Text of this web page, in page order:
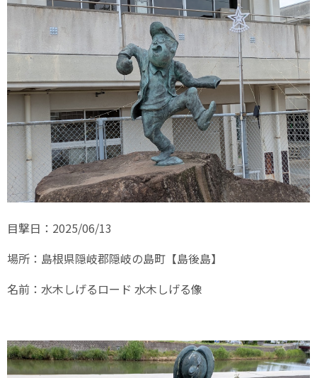
目撃日：2025/06/13
場所：島根県隠岐郡隠岐の島町【島後島】
名前：水木しげるロード 水木しげる像